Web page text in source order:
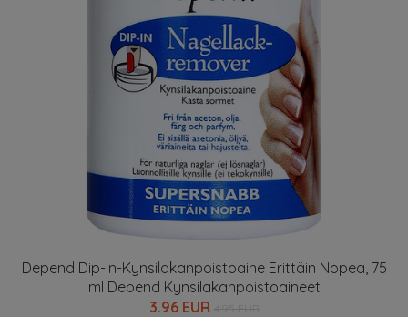
Depend Dip-In-Kynsilakanpoistoaine Erittäin Nopea, 75
ml Depend Kynsilakanpoistoaineet
3.96 EUR